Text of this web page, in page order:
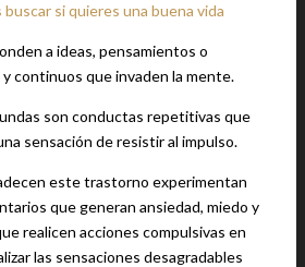
si quieres una buena vida
a ideas, pensamientos o
continuos que invaden la mente.
son conductas repetitivas que
sensación de resistir al impulso.
este trastorno experimentan
que generan ansiedad, miedo y
realicen acciones compulsivas en
las sensaciones desagradables